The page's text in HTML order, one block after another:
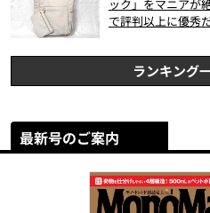
ック」をマニアが
で評判以上に優秀
ランキング
最新号のご案内